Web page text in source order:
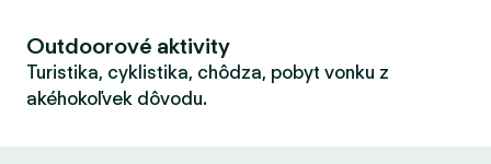
Outdoorové aktivity
Turistika, cyklistika, chôdza, pobyt vonku z
akéhokoľvek dôvodu.